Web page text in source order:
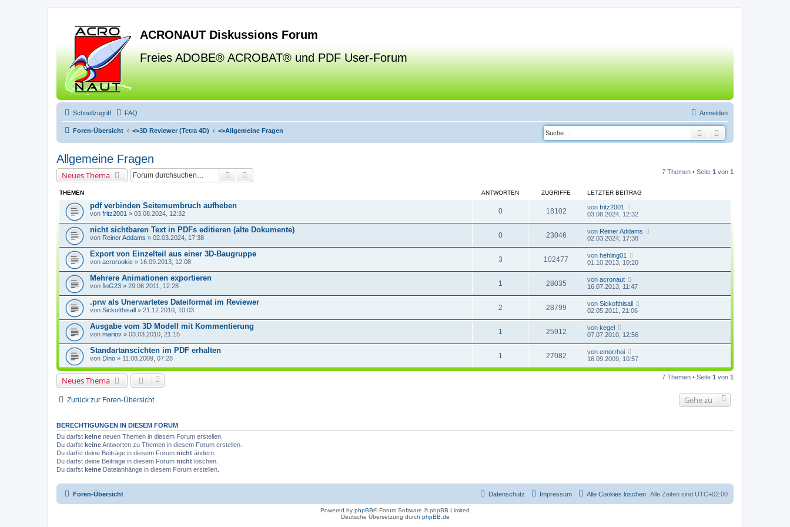
ACRONAUT Diskussions Forum
Freies ADOBE® ACROBAT® und PDF User-Forum
Schnellzugriff FAQ Anmelden
Foren-Übersicht <>3D Reviewer (Tetra 4D) <>Allgemeine Fragen Suche
Allgemeine Fragen
Neues Thema Suche 7 Themen • Seite 1 von 1
THEMEN ANTWORTEN ZUGRIFFE LETZTER BEITRAG
pdf verbinden Seitemumbruch aufheben
von fritz2001 » 03.08.2024, 12:32 0 18102 von fritz2001
03.08.2024, 12:32
nicht sichtbaren Text in PDFs editieren (alte Dokumente)
von Reiner Addams » 02.03.2024, 17:38 0 23046 von Reiner Addams
02.03.2024, 17:38
Export von Einzelteil aus einer 3D-Baugruppe
von acrorookie » 16.09.2013, 12:08 3 102477 von hehling01
01.10.2013, 10:20
Mehrere Animationen exportieren
von floG23 » 29.06.2011, 12:28 1 28035 von acronaut
16.07.2013, 11:47
.prw als Unerwartetes Dateiformat im Reviewer
von Sickofthisall » 21.12.2010, 10:03 2 28799 von Sickofthisall
02.05.2011, 21:06
Ausgabe vom 3D Modell mit Kommentierung
von mariov » 03.03.2010, 21:15 1 25912 von kegel
07.07.2010, 12:56
Standartanscichten im PDF erhalten
von Dino » 11.08.2009, 07:28 1 27082 von emorrhoi
16.09.2009, 10:57
Neues Thema 7 Themen • Seite 1 von 1
Zurück zur Foren-Übersicht Gehe zu
BERECHTIGUNGEN IN DIESEM FORUM
Du darfst keine neuen Themen in diesem Forum erstellen.
Du darfst keineAntworten zu Themen in diesem Forum erstellen.
Du darfst deine Beiträge in diesem Forum nicht ändern.
Du darfst deine Beiträge in diesem Forum nicht löschen.
Du darfst keine Dateianhänge in diesem Forum erstellen.
Foren-Übersicht Alle Zeiten sind UTC+02:00
Alle Cookies löschen
Impressum
Datenschutz
Powered by phpBB® Forum Software © phpBB Limited
Deutsche Übersetzung durch phpBB.de